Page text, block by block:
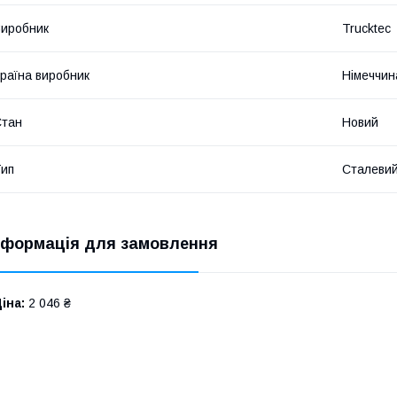
Trucktec
виробник
Новий
для замовлення
2 046 ₴